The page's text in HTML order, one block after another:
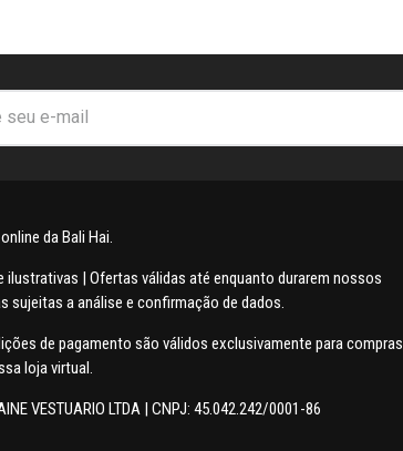
da Bali Hai.
ilustrativas | Ofertas válidas até enquanto durarem nossos
sujeitas a análise e confirmação de dados.
de pagamento são válidos exclusivamente para compras
loja virtual.
VESTUARIO LTDA | CNPJ: 45.042.242/0001-86